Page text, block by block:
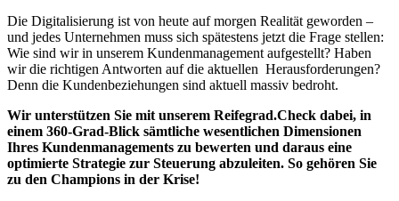
Die Digitalisierung ist von heute auf morgen Realität geworden –
und jedes Unternehmen muss sich spätestens jetzt die Frage stellen:
Wie sind wir in unserem Kundenmanagement aufgestellt? Haben
wir die richtigen Antworten auf die aktuellen Herausforderungen?
Denn die Kundenbeziehungen sind aktuell massiv bedroht.
Wir unterstützen Sie mit unserem Reifegrad.Check dabei, in
einem 360-Grad-Blick sämtliche wesentlichen Dimensionen
Ihres Kundenmanagements zu bewerten und daraus eine
optimierte Strategie zur Steuerung abzuleiten. So gehören Sie
zu den Champions in der Krise!